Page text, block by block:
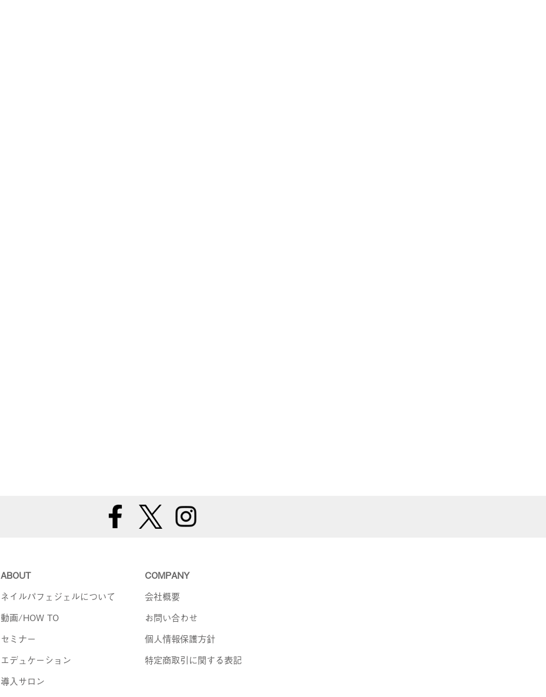
ABOUT
ネイルパフェジェルについて
動画/HOW TO
セミナー
エデュケーション
導入サロン
COMPANY
会社概要
お問い合わせ
個人情報保護方針
特定商取引に関する表記